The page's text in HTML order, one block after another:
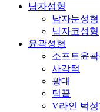
남자성형
남자눈성형
남자코성형
윤곽성형
소프트윤
사각턱
광대
턱끝
V라인 턱성